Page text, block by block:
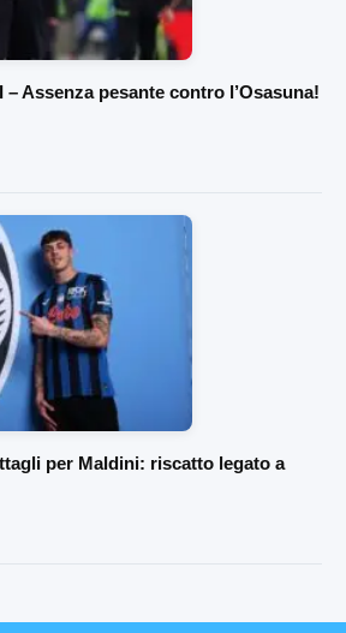
– Assenza pesante contro l’Osasuna!
per Maldini: riscatto legato a